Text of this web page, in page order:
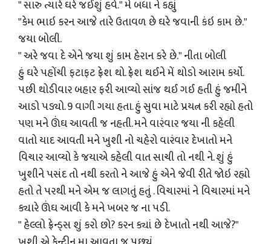
" સારુ ત્યારે ઘરે જઈશું હવે." મે બધા ને કહ્યું
"કેમ ભાઇ કરન આજે તારે ઉતાવળ છે ઘરે જવાની કંઇ કામ છે."
જયા બોલી.
" અરે જવા દે એને જયા શું કામ હેરાન કરે છે." નીતા બોલી
હું ઘરે પહોંચી ફટાફટ ફ્રેશ થો. ફ્રેશ થઈને મેં થોડો આરામ કર્યો.
પછી થોડીવાર બહાર ફરી આવ્યો સાંજ થઈ ગઈ હતી હું જમીને
આડો પડ્યો. 9 વાગી ગયા હતા. હું સુવા માટે પ્રયત્ન કરી રહ્યો હતો
પણ મને ઊંઘ આવતી જ નહતી. મને વારંવાર જયા ની કહેલી
વાતો યાદ આવતી મને ખુશી નો ચહેરો વારંવાર દેખાતો મને
વિચાર આવ્યો કે જયાએ કહેલી વાત સાચી તો નથી ને. શું હું
ખુશીને પસંદ તો નથી કરતો ને આજે હું એને જેવી રીતે જોઇ રહ્યો
હતો તે પરથી મને એમ જ લાગતું હતું . વિચારમાં ને વિચારમાં મને
ક્યારે ઊંઘ આવી કે મને ખબર જ ના પડી.
" હેલ્લો ફ્રેન્ડ્સ શું કરો છો? કરન ક્યાં છે દેખાતો નથી આજે?"